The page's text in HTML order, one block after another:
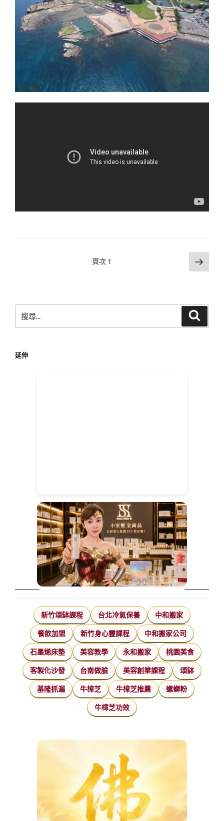
頁次 1 下
一
尋
字:
延伸
新竹頌缽課程 台北冷氣保養 中和搬家
餐飲加盟 新竹身心靈課程 中和搬家公司
石墨烯床墊 美容教學 永和搬家 桃園美食
客製化沙發 台南做臉 美容創業課程 頌缽
基隆抓漏 牛樟芝 牛樟芝推薦 螺螄粉
牛樟芝功效